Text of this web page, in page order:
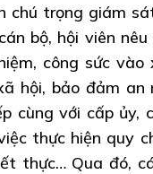
chú trọng giám
bộ, hội viên
công sức
hội, bảo đảm
cùng với cấp ủy,
thực hiện quy
thực… Qua đó,